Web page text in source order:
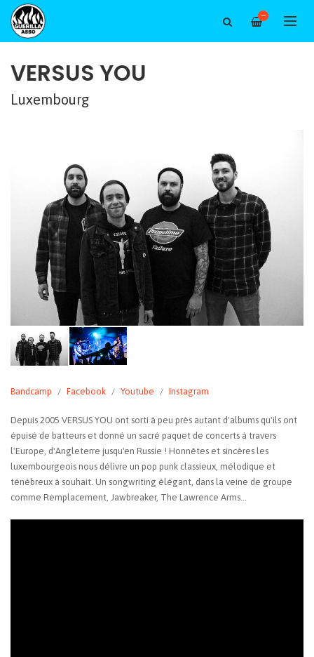
—
VERSUS YOU
Luxembourg
Bandcamp Facebook Youtube Instagram
Depuis 2005 VERSUS YOU ont sorti à peu près autant d'albums qu'ils ont
épuisé de batteurs et donné un sacré paquet de concerts à travers
l'Europe, d'Angleterre jusqu'en Russie ! Honnêtes et sincères les
luxembourgeois nous délivre un pop punk classieux, mélodique et
ténébreux à souhait. Un songwriting élégant, dans la veine de groupe
comme Remplacement, Jawbreaker, The Lawrence Arms...